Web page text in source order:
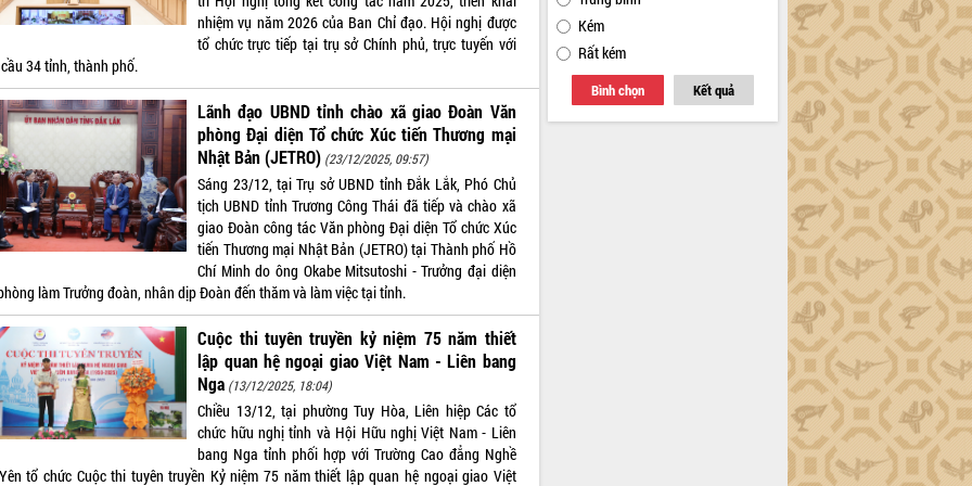
nhiệm vụ năm 2026 của Ban Chỉ đạo. Hội nghị được
tổ chức trực tiếp tại trụ sở Chính phủ, trực tuyến với
34 tỉnh, thành phố.
Lãnh đạo UBND tỉnh chào xã giao Đoàn Văn
phòng Đại diện Tổ chức Xúc tiến Thương mại
Nhật Bản (JETRO) (23/12/2025, 09:57)
Sáng 23/12, tại Trụ sở UBND tỉnh Đắk Lắk, Phó Chủ
tịch UBND tỉnh Trương Công Thái đã tiếp và chào xã
giao Đoàn công tác Văn phòng Đại diện Tổ chức Xúc
tiến Thương mại Nhật Bản (JETRO) tại Thành phố Hồ
Chí Minh do ông Okabe Mitsutoshi - Trưởng đại diện
làm Trưởng đoàn, nhân dịp Đoàn đến thăm và làm việc tại tỉnh.
Cuộc thi tuyên truyền kỷ niệm 75 năm thiết
lập quan hệ ngoại giao Việt Nam - Liên bang
Nga (13/12/2025, 18:04)
Chiều 13/12, tại phường Tuy Hòa, Liên hiệp Các tổ
chức hữu nghị tỉnh và Hội Hữu nghị Việt Nam - Liên
bang Nga tỉnh phối hợp với Trường Cao đẳng Nghề
tổ chức Cuộc thi tuyên truyền Kỷ niệm 75 năm thiết lập quan hệ ngoại giao Việt
Kém
Rất kém
Bình chọn Kết quả